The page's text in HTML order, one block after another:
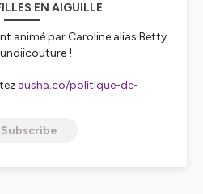
EN AIGUILLE
animé par Caroline alias Betty
!
ausha.co/politique-de-
Subscribe